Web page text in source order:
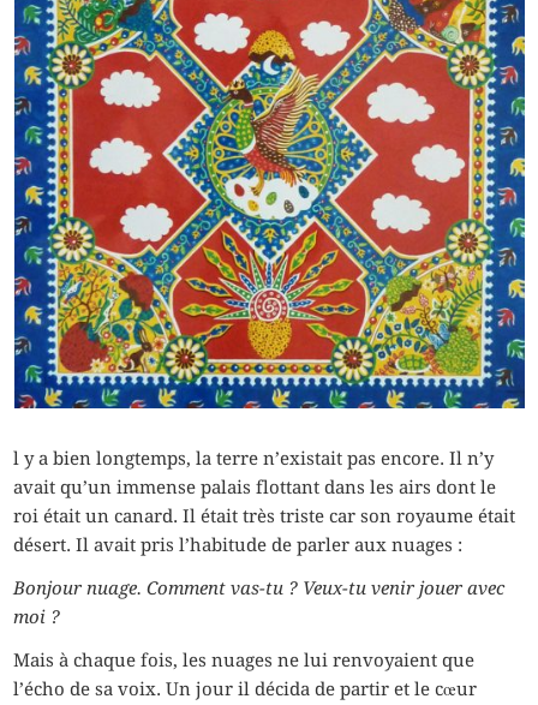
l y a bien longtemps, la terre n’existait pas encore. Il n’y
avait qu’un immense palais flottant dans les airs dont le
roi était un canard. Il était très triste car son royaume était
désert. Il avait pris l’habitude de parler aux nuages :
Bonjour nuage. Comment vas-tu ? Veux-tu venir jouer avec
moi ?
Mais à chaque fois, les nuages ne lui renvoyaient que
l’écho de sa voix. Un jour il décida de partir et le cœur